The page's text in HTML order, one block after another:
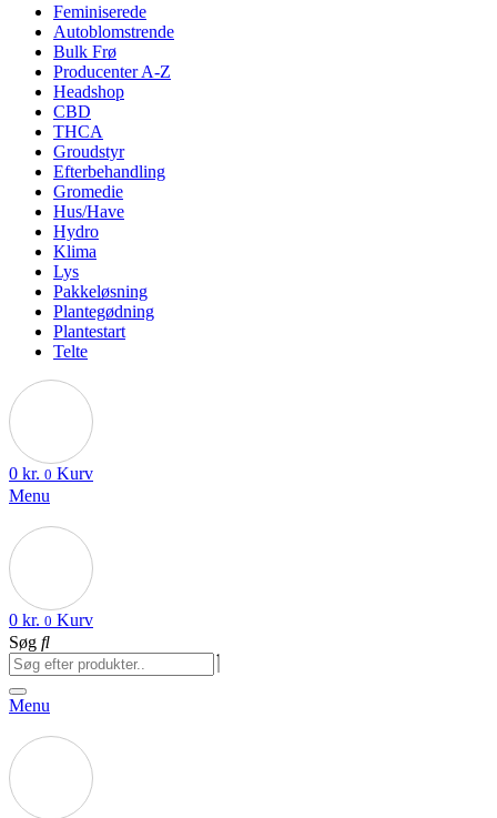
Feminiserede
Autoblomstrende
Bulk Frø
Producenter A-Z
Headshop
CBD
THCA
Groudstyr
Efterbehandling
Gromedie
Hus/Have
Hydro
Klima
Lys
Pakkeløsning
Plantegødning
Plantestart
Telte
0 kr. 0 Kurv
Menu
0 kr. 0 Kurv
Søg
Menu